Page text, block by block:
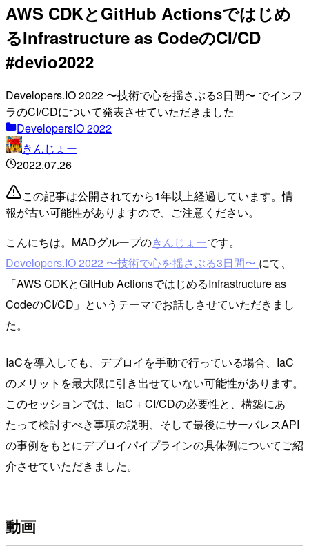
AWS CDKとGitHub Actionsではじめ
るInfrastructure as CodeのCI/CD
#devio2022
Developers.IO 2022 〜技術で心を揺さぶる3日間〜 でインフ
ラのCI/CDについて発表させていただきました
DevelopersIO 2022
きんじょー
2022.07.26
この記事は公開されてから1年以上経過しています。情
報が古い可能性がありますので、ご注意ください。
こんにちは。MADグループのきんじょーです。
Developers.IO 2022 〜技術で心を揺さぶる3日間〜 にて、
「AWS CDKとGitHub ActionsではじめるInfrastructure as
CodeのCI/CD」というテーマでお話しさせていただきまし
た。
IaCを導入しても、デプロイを手動で行っている場合、IaC
のメリットを最大限に引き出せていない可能性があります。
このセッションでは、IaC + CI/CDの必要性と、構築にあ
たって検討すべき事項の説明、そして最後にサーバレスAPI
の事例をもとにデプロイパイプラインの具体例についてご紹
介させていただきました。
動画